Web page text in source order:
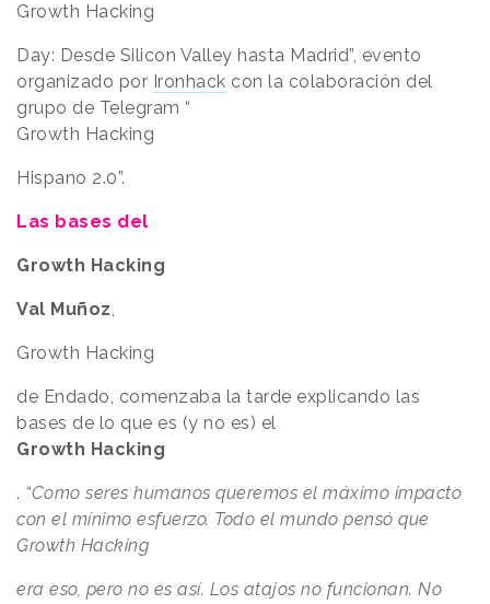
Growth Hacking
Day: Desde Silicon Valley hasta Madrid”, evento
organizado por Ironhack con la colaboración del
grupo de Telegram “
Growth Hacking
Hispano 2.0”.
Las bases del
Growth Hacking
Val Muñoz,
Growth Hacking
de Endado, comenzaba la tarde explicando las
bases de lo que es (y no es) el
Growth Hacking
. “Como seres humanos queremos el máximo impacto
con el mínimo esfuerzo. Todo el mundo pensó que
Growth Hacking
era eso, pero no es así. Los atajos no funcionan. No